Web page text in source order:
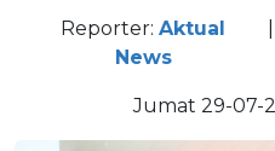
Reporter: Aktual
News
Jumat 29-07-